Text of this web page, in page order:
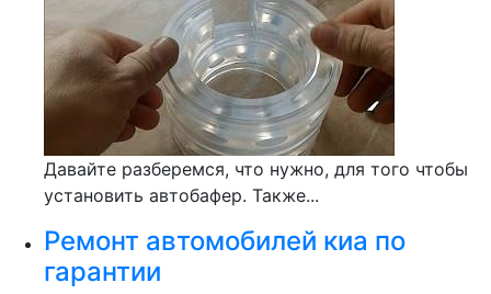
Давайте разберемся, что нужно, для того чтобы
установить автобафер. Также...
Ремонт автомобилей киа по
гарантии